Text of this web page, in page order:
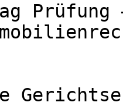
Prüfung